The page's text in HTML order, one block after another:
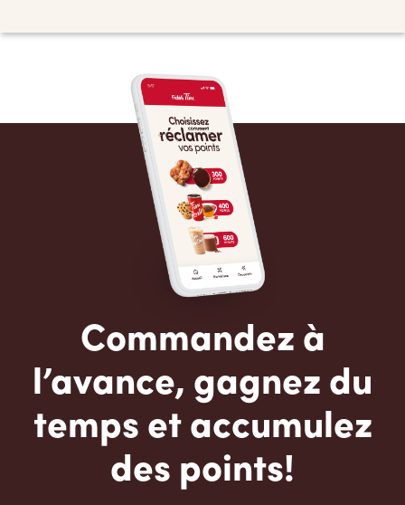
Commandez à
l’avance, gagnez du
temps et accumulez
des points!